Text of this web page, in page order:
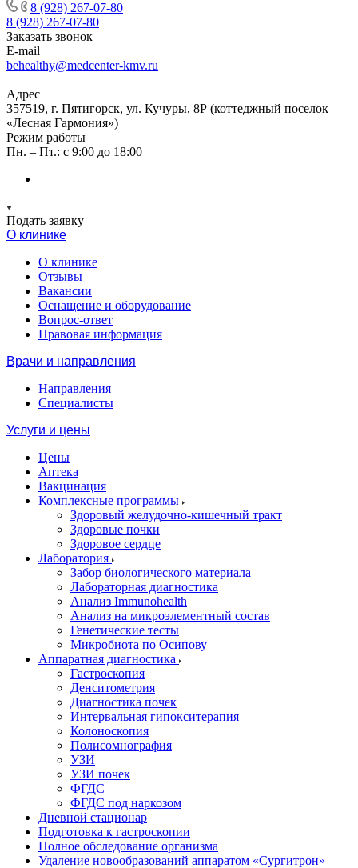
8 (928) 267-07-80
8 (928) 267-07-80
Заказать звонок
E-mail
behealthy@medcenter-kmv.ru
Адрес
357519, г. Пятигорск, ул. Кучуры, 8Р (коттеджный поселок
«Лесная Гармония»)
Режим работы
Пн. – Пт.: с 9:00 до 18:00
Подать заявку
О клинике
О клинике
Отзывы
Вакансии
Оснащение и оборудование
Вопрос-ответ
Правовая информация
Врачи и направления
Направления
Специалисты
Услуги и цены
Цены
Аптека
Вакцинация
Комплексные программы
Здоровый желудочно-кишечный тракт
Здоровые почки
Здоровое сердце
Лаборатория
Забор биологического материала
Лабораторная диагностика
Анализ Immunohealth
Анализ на микроэлементный состав
Генетические тесты
Микробиота по Осипову
Аппаратная диагностика
Гастроскопия
Денситометрия
Диагностика почек
Интервальная гипокситерапия
Колоноскопия
Полисомнография
УЗИ
УЗИ почек
ФГДС
ФГДС под наркозом
Дневной стационар
Подготовка к гастроскопии
Полное обследование организма
Удаление новообразований аппаратом «Сургитрон»‎